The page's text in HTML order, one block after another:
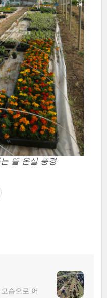
뜰 온실 풍경
습으로 어